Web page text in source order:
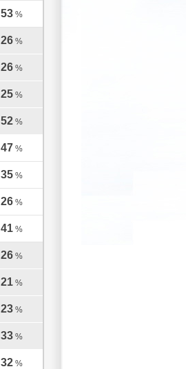
53 %
26 %
26 %
25 %
52 %
47 %
35 %
26 %
41 %
26 %
21 %
23 %
33 %
32 %